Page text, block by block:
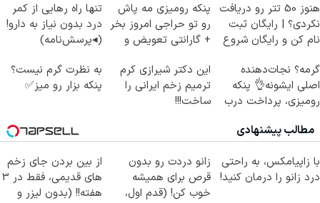
هنوز 50 تتر رو دریافت
نکردی؟ | رایگان ثبت
نام کن و رایگان شروع
پنکه رومیزی مه پاش
رو تو حراجی امروز بخر
+ گارانتی تعویض و
تنها راه رهایی از کمر
درد بدون نیاز به دارو!
(◂پرسش‌نامه)
گرمه؟ نجات‌دهنده
اصلی ایشونه👌 پنکه
رومیزی، پرداخت درب
این دکتر شیرازی کرم
ترمیم زخم ایرانی را
ساخت!!!
به نظرت گرم نیست؟
پنکه بزار رو میز✅
مطالب پیشنهادی
با زاپیامکس، به راحتی
درد زانو را درمان کنید!
زانو دردت رو بدون
قرص برای همیشه
خوب کن! (قدم اول،
از بین بردن جای زخم
های قدیمی، فقط در 3
هفته!! (بدون لیزر و